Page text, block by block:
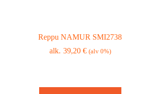
Reppu NAMUR SMI2738
39,20 € (alv 0%)